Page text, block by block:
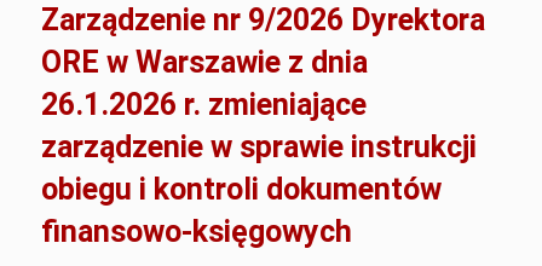
Zarządzenie nr 9/2026 Dyrektora
ORE w Warszawie z dnia
26.1.2026 r. zmieniające
zarządzenie w sprawie instrukcji
obiegu i kontroli dokumentów
finansowo-księgowych